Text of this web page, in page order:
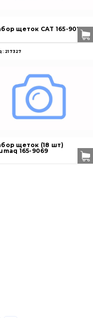
щеток CAT 165-9071
217327
щеток (18 шт)
165-9069